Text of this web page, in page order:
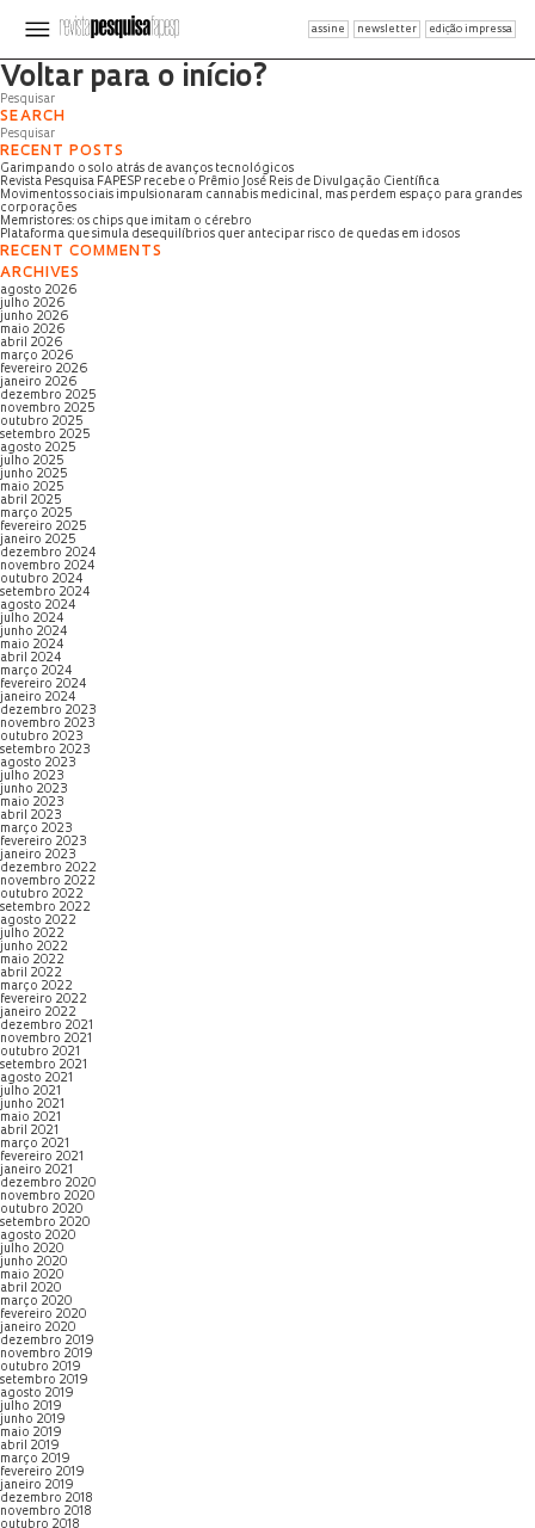
assine newsletter edição impressa
Página não encontrada
Voltar para o início?
SEARCH
RECENT POSTS
Garimpando o solo atrás de avanços tecnológicos
Revista Pesquisa FAPESP recebe o Prêmio José Reis de Divulgação Científica
Movimentos sociais impulsionaram cannabis medicinal, mas perdem espaço para grandes
corporações
Memristores: os chips que imitam o cérebro
Plataforma que simula desequilíbrios quer antecipar risco de quedas em idosos
RECENT COMMENTS
ARCHIVES
agosto 2026
julho 2026
junho 2026
maio 2026
abril 2026
março 2026
fevereiro 2026
janeiro 2026
dezembro 2025
novembro 2025
outubro 2025
setembro 2025
agosto 2025
julho 2025
junho 2025
maio 2025
abril 2025
março 2025
fevereiro 2025
janeiro 2025
dezembro 2024
novembro 2024
outubro 2024
setembro 2024
agosto 2024
julho 2024
junho 2024
maio 2024
abril 2024
março 2024
fevereiro 2024
janeiro 2024
dezembro 2023
novembro 2023
outubro 2023
setembro 2023
agosto 2023
julho 2023
junho 2023
maio 2023
abril 2023
março 2023
fevereiro 2023
janeiro 2023
dezembro 2022
novembro 2022
outubro 2022
setembro 2022
agosto 2022
julho 2022
junho 2022
maio 2022
abril 2022
março 2022
fevereiro 2022
janeiro 2022
dezembro 2021
novembro 2021
outubro 2021
setembro 2021
agosto 2021
julho 2021
junho 2021
maio 2021
abril 2021
março 2021
fevereiro 2021
janeiro 2021
dezembro 2020
novembro 2020
outubro 2020
setembro 2020
agosto 2020
julho 2020
junho 2020
maio 2020
abril 2020
março 2020
fevereiro 2020
janeiro 2020
dezembro 2019
novembro 2019
outubro 2019
setembro 2019
agosto 2019
julho 2019
junho 2019
maio 2019
abril 2019
março 2019
fevereiro 2019
janeiro 2019
dezembro 2018
novembro 2018